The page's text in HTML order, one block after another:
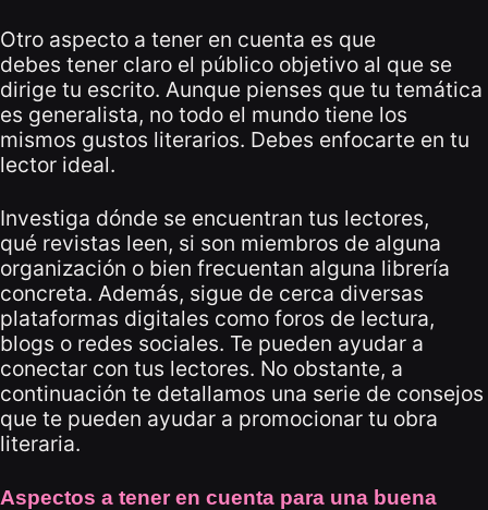
Otro aspecto a tener en cuenta es que
debes tener claro el público objetivo al que se
dirige tu escrito. Aunque pienses que tu temática
es generalista, no todo el mundo tiene los
mismos gustos literarios. Debes enfocarte en tu
lector ideal.
Investiga dónde se encuentran tus lectores,
qué revistas leen, si son miembros de alguna
organización o bien frecuentan alguna librería
concreta. Además, sigue de cerca diversas
plataformas digitales como foros de lectura,
blogs o redes sociales. Te pueden ayudar a
conectar con tus lectores. No obstante, a
continuación te detallamos una serie de consejos
que te pueden ayudar a promocionar tu obra
literaria.
Aspectos a tener en cuenta para una buena